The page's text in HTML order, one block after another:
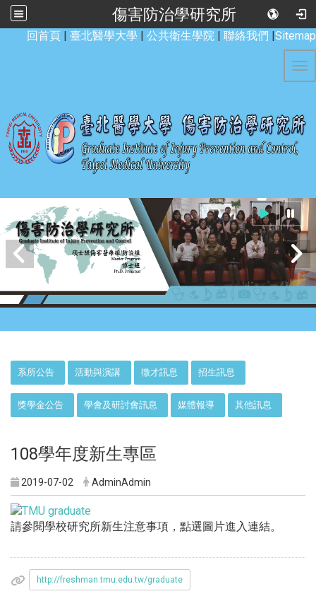
傷害防治學研究所
回首頁 | 臺北醫學大學 | 公共衛生學院 | 聯絡我們 |Sitemap
系所公告 活動與演講 徵才訊息 招生訊息
獎學金公告 學會及研討會訊息 媒體報導 其他訊息
108學年度新生專區
2019-07-02 AdminAdmin
請參閱學校研究所新生注意事項，點選圖片進入連結。
http://freshman.tmu.edu.tw/graduate